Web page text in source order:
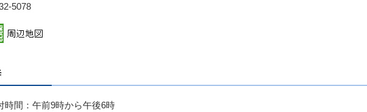
5078
時間：午前9時から午後6時